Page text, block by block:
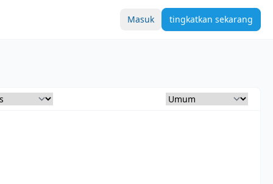
Masuk tingkatkan sekarang